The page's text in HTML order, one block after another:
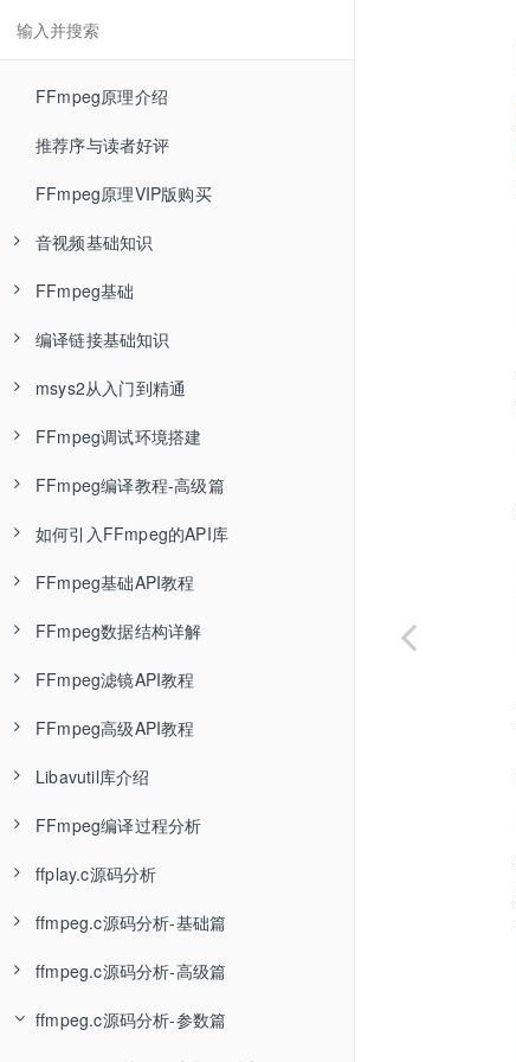
FFmpeg原理介绍
推荐序与读者好评
FFmpeg原理VIP版购买
音视频基础知识
RGB色彩空间—音视频基础知识
YUV色彩空间—音视频基础知识
RGB与YUV相互转换—音视频基础知识
YUV数据分析—音视频基础知识
编码压缩介绍—音视频基础知识
封装格式介绍—音视频基础知识
FLV封装格式—音视频基础知识
MP4封装格式—音视频基础知识
MPEG-TS封装格式—音视频基础知识
MKV封装格式
封装格式总结
FFmpeg基础
FFmpeg介绍—FFmpeg基础
FFmpeg安装—FFmpeg基础
ffmpeg封装格式转换—FFmpeg基础
ffmpeg命令参数类型—FFmpeg基础
ffmpeg编码格式转换—FFmpeg基础
ffplay基本使用—FFmpeg基础
ffprobe基本使用—FFmpeg基础
FFmpeg学习资料推荐—FFmpeg基础
编译链接基础知识
Linux环境编译单个C程序文件—编译链接基础知识
Linux环境编译多个C程序文件—编译链接基础知识
Linux环境编译静态库—编译链接基础知识
Linux环境封装静态库—编译链接基础知识
Linux环境编译动态库—编译链接基础知识
Linux环境显式使用动态库—编译链接基础知识
Linux环境封装静态库成动态库—编译链接基础知识
Linux环境混合使用静态库与动态库—编译链接基础知识
Windows编译环境介绍—编译链接基础知识
MSVC编译环境介绍—编译链接基础知识
MSVC编译多个C程序文件—编译链接基础知识
MSVC编译静态库—编译链接基础知识
快速上手vs2019—编译链接基础知识
MSVC封装静态库—编译链接基础知识
msys2从入门到精通
msys2介绍
什么是包管理器
pacman包管理器介绍
msys2_shell.cmd源码分析
msys2编译C/C++程序
FFmpeg调试环境搭建
用Ubuntu18与clion调试FFmpeg源码—FFmpeg调试环境搭建
用msys2与mingw编译FFmpeg—FFmpeg调试环境搭建
用msys2与msvc编译FFmpeg—FFmpeg调试环境搭建
用VsDebug断点调试FFmpeg—FFmpeg调试环境搭建
用WinDbg断点调试FFmpeg—FFmpeg调试环境搭建
ShiftMediaProject项目介绍—FFmpeg调试环境搭建
ShiftMediaProject具体使用—FFmpeg调试环境搭建
调试基础知识及原理—FFmpeg调试环境搭建
FFmpeg编译教程-高级篇
FFmpeg引入SDL扩展—FFmpeg编译教程
FFmpeg引入x264扩展—FFmpeg编译教程
FFmpeg引入文字水印扩展—FFmpeg编译教程
FFmpeg引入NVDIA硬件编解码扩展—FFmpeg编译教程
FFmpeg静态编译—FFmpeg编译教程
如何裁剪FFmpeg—FFmpeg编译教程
如何引入FFmpeg的API库
FFmpeg的API库介绍—FFmpeg API教程
Linux环境使用FFmpeg的API库—FFmpeg API教程
vs2019使用FFmpeg的API库—FFmpeg API教程
Windows桌面开发介绍
Qt安装教程
Qt使用FFmpeg的动态库—FFmpeg API教程
Qt使用FFmpeg的静态库—FFmpeg API教程
Java项目的构建过程
Java开发环境搭建
编译运行单个Java文件
FFmpeg基础API教程
FFmpeg打开输入文件—FFmpeg API教程
移植Qt示例到clion调试—FFmpeg API教程
如何设置解复用器参数—FFmpeg API教程
FFmpeg读取文件内容AVpacket—FFmpeg API教程
如何使用FFmpeg的解码器—FFmpeg API教程
如何使用FFmpeg的编码器—FFmpeg API教程
如何设置编码器参数—FFmpeg API教程
FFmpeg写入输出文件—FFmpeg API教程
FFmpeg的日志函数av_log—FFmpeg API教程
FFmpeg数据结构详解
AVFrame详解—FFmpeg API教程
AVOptions详解—FFmpeg API教程
AVPixFmtDescriptor结构—FFmpeg API教程
FFmpeg滤镜API教程
FFmpeg的scale滤镜介绍—FFmpeg API教程
FFmpeg的split滤镜介绍—FFmpeg API教程
FFmpeg的overlay滤镜介绍—FFmpeg API教程
FFmpeg的视频format滤镜介绍—FFmpeg API教程
FFmpeg的音频aformat滤镜介绍—FFmpeg API教程
sws_scale图像缩放函数介绍—FFmpeg API教程
swr_convert音频重采样介绍—FFmpeg API教程
FFmpeg高级API教程
FFmpeg丢弃音频流—FFmpeg API教程
FFmpeg支持哪些封装格式—FFmpeg API教程
如何遍历编码器支持的参数—FFmpeg API教程
avformat_seek_file函数介绍—FFmpeg API教程
FFmpeg非阻塞读取AVPacket—FFmpeg API教程
FFmpeg的中断回调—FFmpeg API教程
Libavutil库介绍
imgutil函数介绍
FFmpeg编译过程分析
configure语法摘要—FFFmpeg configure源码分析
configure函数分析-A章—FFFmpeg configure源码分析
configure函数分析-B章—FFFmpeg configure源码分析
configure函数分析-C章—FFFmpeg configure源码分析
ffplay.c源码分析
main入口函数分析—ffplay.c源码分析
stream_open函数分析—ffplay.c源码分析
read_thread解复用线程分析—ffplay.c源码分析
ffmpeg.c源码分析-基础篇
命令行参数解析—ffmpeg.c源码分析
ffmpeg_parse_options命令行解析—ffmpeg.c源码分析
ffmpeg.c源码分析-高级篇
init_complex_filtergraph初始化复杂滤镜—ffmpeg.c源码分析
ffmpeg.c源码分析-参数篇